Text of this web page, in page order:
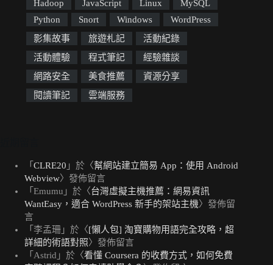
Hadoop
JavaScript Linux
MySQL
Python
Snort Windows
WordPress
影集故事
旅遊札記
活動紀錄
活動體驗
程式筆記
經驗雜談
網路安全
美食推薦
資源分享
閱讀筆記
雲端服務
「 CLRE20 」於〈幫網站建立簡易 App：使用 Android
Webview〉發佈留言
「 Emumu 」於〈台灣虛擬主機推薦：網易資訊
WantEasy，適合 WordPress 新手的架站主機〉發佈留
言
「 李孟珊 」於〈[懶人包] 淘寶購物用語完全攻略，超
詳細的術語對照〉發佈留言
「 Astrid 」於〈看懂 Coursera 的收費方式，如何免費